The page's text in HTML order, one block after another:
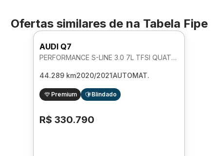
Ofertas similares de na Tabela Fipe
AUDI Q7
PERFORMANCE S-LINE 3.0 7L TFSI QUATTRO AUTOMATICO
44.289 km2020/2021AUTOMAT.
Premium Blindado
R$ 330.790